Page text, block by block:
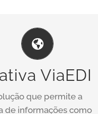
ViaEDI
que permite a
de informações como
DIATIVA VIAEDI
o retrabalho e re-
O DIATIVA
Via*EDI integra